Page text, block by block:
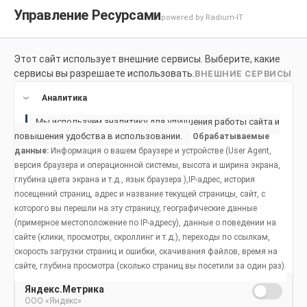
Для здоровой улыбки Продукты Социальное
Продукты
Как сохранить здоровую улыбку
Основы гигиены полости рта
Фтор
Анатомическое строение зубов и ротовой полости
Здоровье полости рта и питание
Распространенные проблемы
Неприятный запах изо рта
Бруксизм
Жизненные этапы
Дети младенческого и ясельного возраста
От 5 до 12 лет
Гигиена полости рта у подростков
Жизненные этапы
Уход за полостью рта во время беременности
Гигиена полости рта у взрослых
Гигиена полости рта в возрасте старше 55 лет
Как чистить
зубы и
Управление Ресурсамиpowered by Radium-IT
Этот сайт использует внешние сервисы. Выберите, какие
сервисы вы разрешаете использовать. ВНЕШНИЕ СЕРВИСЫ
Аналитика
Мы используем аналитику для улучшения работы сайта и
повышения удобства в использовании.
Обрабатываемые
данные: Информация о вашем браузере и устройстве (User Agent,
версия браузера и операционной системы, высота и ширина экрана,
глубина цвета экрана и т.д., язык браузера ),IP-адрес, история
посещений страниц, адрес и название текущей страницы, сайт, с
которого вы перешли на эту страницу, географические данные
(примерное местоположение по IP-адресу), данные о поведении на
сайте (клики, просмотры, скроллинг и т.д.), переходы по ссылкам,
скорость загрузки страниц и ошибки, скачивания файлов, время на
сайте, глубина просмотра (сколько страниц вы посетили за один раз).
Яндекс.Метрика
ООО «Яндекс»